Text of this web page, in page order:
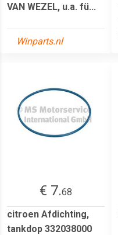
VAN WEZEL, u.a. fü...
Winparts.nl
€ 7.68
citroen Afdichting,
tankdop 332038000